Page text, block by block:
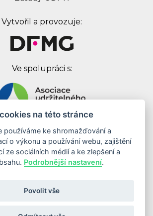
Vytvořil a provozuje:
Ve spolupráci s:
Marketing Group s.r.o.
Jankovcova 1037/49
170 00 Praha 7
IČ: 08262683
na této stránce
používáme ke shromažďování a
o výkonu a používání webu, zajištění
ze sociálních médií a ke zlepšení a
Podrobnější nastavení.
Povolit vše